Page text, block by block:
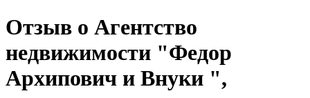
Отзыв о Агентство
недвижимости "Федор
Архипович и Внуки ",